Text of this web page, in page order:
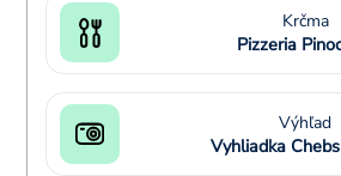
Krčma
Pizzeria
Výhľad
Vyhliadka